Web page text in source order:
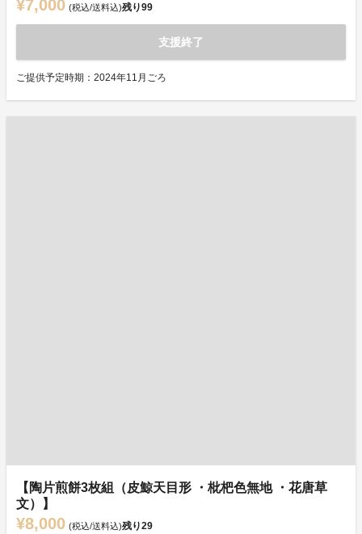
¥7,000 (税込/送料込)残り99
支援終了
ご提供予定時期：2024年11月ごろ
【陶片煎餅3枚組（皮鯨天目形 ・枇杷色無地 ・花唐草
文）】
¥8,000 (税込/送料込)残り29